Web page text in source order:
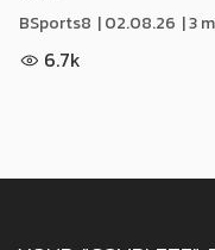
BSports8 |02.08.26 | 3
6.7k